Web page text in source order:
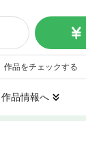
作品をチェックする
作品情報へ